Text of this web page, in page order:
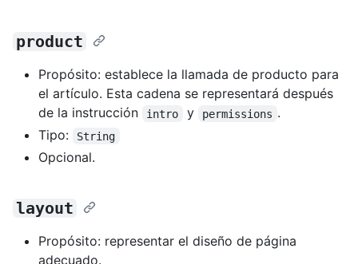
product
Propósito: establece la llamada de producto para
el artículo. Esta cadena se representará después
de la instrucción
intro y permissions .
Tipo:
String
Opcional.
layout
Propósito: representar el diseño de página
adecuado.